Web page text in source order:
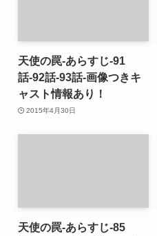
天使の罠-あらすじ-91
話-92話-93話-画像つきキ
ャスト情報あり！
2015年4月30日
天使の罠-あらすじ-85